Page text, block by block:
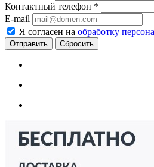
Контактный телефон *
E-mail
Я согласен на обработку
Сбросить